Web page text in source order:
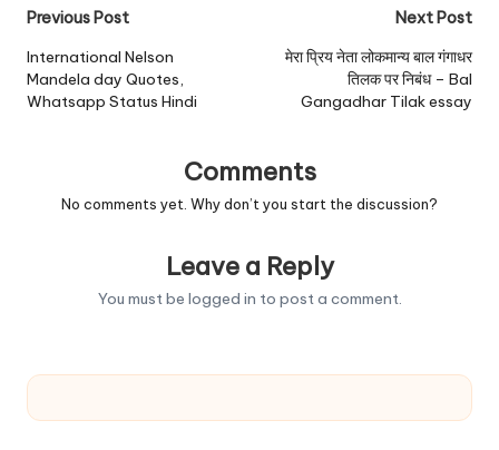
Post
navigation
Previous Post
International Nelson
Mandela day Quotes,
Whatsapp Status Hindi
Next Post
मेरा प्रिय नेता लोकमान्य बाल गंगाधर
तिलक पर निबंध – Bal
Gangadhar Tilak essay
Comments
No comments yet. Why don’t you start the discussion?
Leave a Reply
You must be logged in to post a comment.